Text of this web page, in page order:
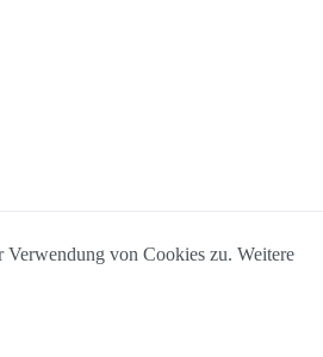
Verwendung von Cookies zu. Weitere